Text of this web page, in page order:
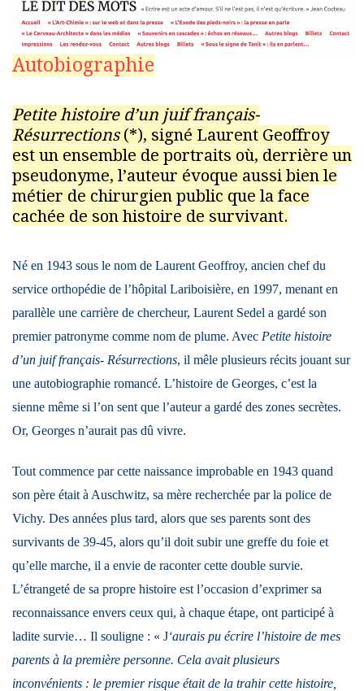
Autobiographie
Petite histoire d’un juif français-
Résurrections(*), signé Laurent Geoffroy
est un ensemble de portraits où, derrière un
pseudonyme, l’auteur évoque aussi bien le
métier de chirurgien public que la face
cachée de son histoire de survivant.
Né en 1943 sous le nom de Laurent Geoffroy, ancien chef du
service orthopédie de l’hôpital Lariboisière, en 1997, menant en
parallèle une carrière de chercheur, Laurent Sedel a gardé son
premier patronyme comme nom de plume. Avec Petite histoire
d’un juif français- Résurrections, il mêle plusieurs récits jouant sur
une autobiographie romancé. L’histoire de Georges, c’est la
sienne même si l’on sent que l’auteur a gardé des zones secrètes.
Or, Georges n’aurait pas dû vivre.
Tout commence par cette naissance improbable en 1943 quand
son père était à Auschwitz, sa mère recherchée par la police de
Vichy. Des années plus tard, alors que ses parents sont des
survivants de 39-45, alors qu’il doit subir une greffe du foie et
qu’elle marche, il a envie de raconter cette double survie.
L’étrangeté de sa propre histoire est l’occasion d’exprimer sa
reconnaissance envers ceux qui, à chaque étape, ont participé à
ladite survie… Il souligne : « J‘aurais pu écrire l’histoire de mes
parents à la première personne. Cela avait plusieurs
inconvénients : le premier risque était de la trahir cette histoire,